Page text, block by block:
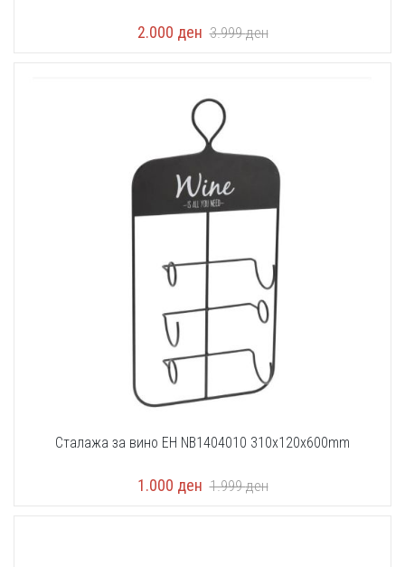
2.000 ден 3.999ден
Сталажа за вино EH NB1404010 310x120x600mm
1.000 ден 1.999ден